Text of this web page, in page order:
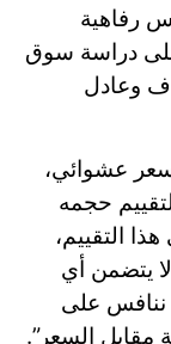
رفاهية
دراسة سوق
وعادل
سعر عشوائي،
حجمه
التقييم،
يتضمن أي
ننافس على
مقابل السعر”.